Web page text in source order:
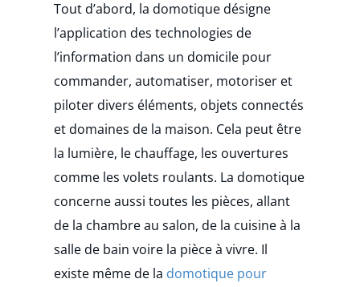
Tout d’abord, la domotique désigne
l’application des technologies de
l’information dans un domicile pour
commander, automatiser, motoriser et
piloter divers éléments, objets connectés
et domaines de la maison. Cela peut être
la lumière, le chauffage, les ouvertures
comme les volets roulants. La domotique
concerne aussi toutes les pièces, allant
de la chambre au salon, de la cuisine à la
salle de bain voire la pièce à vivre. Il
existe même de la domotique pour